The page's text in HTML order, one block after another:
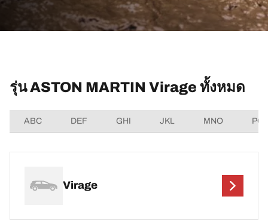
รุ่น ASTON MARTIN Virage ทั้งหมด
ABC DEF GHI JKL MNO
Virage